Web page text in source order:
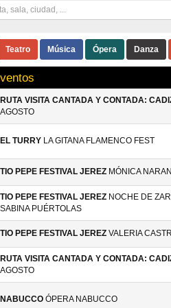
Teatro Música Ópera Danza
RUTA VISITA CANTADA Y CONTADA:
AGOSTO
EL TURRY LA GITANA FLAMENCO FEST
TIO PEPE FESTIVAL JEREZ MÓNICA
TIO PEPE FESTIVAL JEREZ NOCHE DE
SABINA PUÉRTOLAS
TIO PEPE FESTIVAL JEREZ VALERIA
RUTA VISITA CANTADA Y CONTADA:
AGOSTO
NABUCCO ÓPERA NABUCCO